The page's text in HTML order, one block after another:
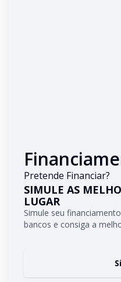
Pretende Financiar?
SIMULE AS
LUGAR
Simule seu
bancos e consiga a